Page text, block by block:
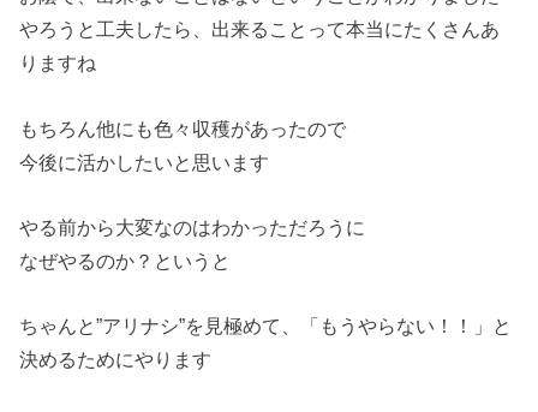
やろうと工夫したら、出来ることって本当にたくさんあ
りますね
もちろん他にも色々収穫があったので
今後に活かしたいと思います
やる前から大変なのはわかっただろうに
なぜやるのか？というと
ちゃんと”アリナシ”を見極めて、「もうやらない！！」と
決めるためにやります